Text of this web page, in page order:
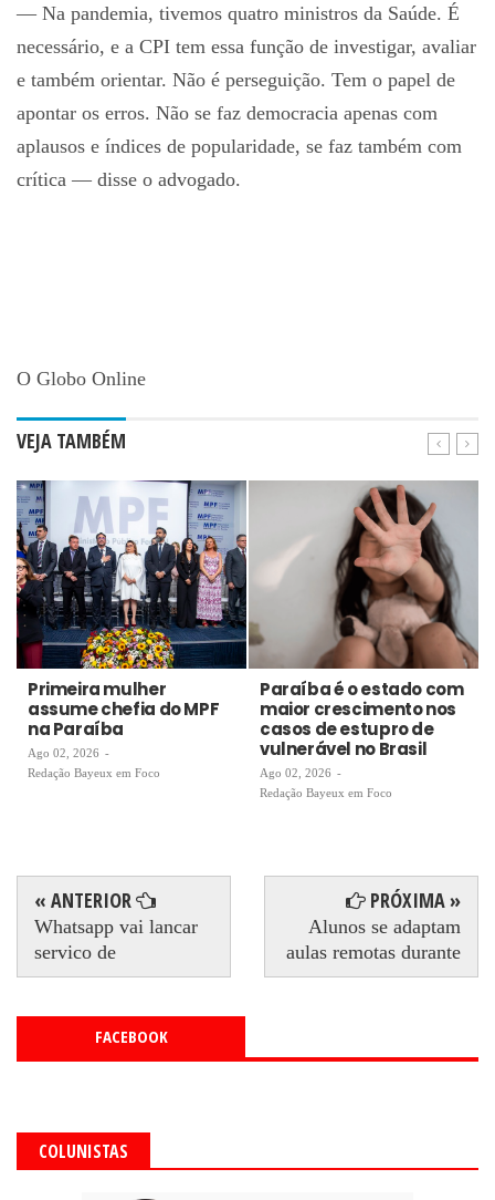
— Na pandemia, tivemos quatro ministros da Saúde. É
necessário, e a CPI tem essa função de investigar, avaliar
e também orientar. Não é perseguição. Tem o papel de
apontar os erros. Não se faz democracia apenas com
aplausos e índices de popularidade, se faz também com
crítica — disse o advogado.
O Globo Online
VEJA TAMBÉM
Primeira mulher
assume chefia do MPF
na Paraíba
Ago 02, 2026 -
Redação Bayeux em Foco
Paraíba é o estado com
maior crescimento nos
casos de estupro de
vulnerável no Brasil
Ago 02, 2026 -
Redação Bayeux em Foco
« ANTERIOR
Whatsapp vai lancar
servico de
PRÓXIMA »
Alunos se adaptam
aulas remotas durante
FACEBOOK
COLUNISTAS